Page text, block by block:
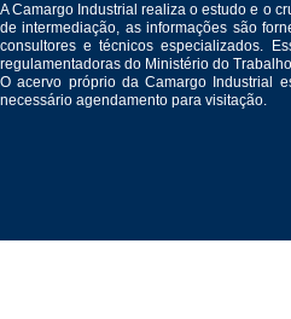
A Camargo Industrial realiza o estudo e o
de intermediação, as informações são
consultores e técnicos especializados.
regulamentadoras do Ministério do
O acervo próprio da Camargo Industrial
necessário agendamento para visitação.